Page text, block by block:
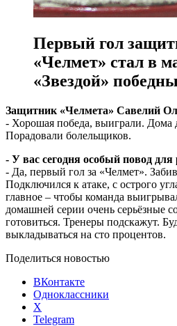
Первый гол
«Челмет» стал в
«Звездой»
Защитник «Челмета» Савелий
- Хорошая победа, выиграли. Дома
Порадовали болельщиков.
- У вас сегодня особый повод для
- Да, первый гол за «Челмет».
Подключился к атаке, с острого
главное – чтобы команда
домашней серии очень серьёзные
готовиться. Тренеры подскажут.
выкладываться на сто процентов.
Поделиться новостью
ВКонтакте
Одноклассники
X
Telegram